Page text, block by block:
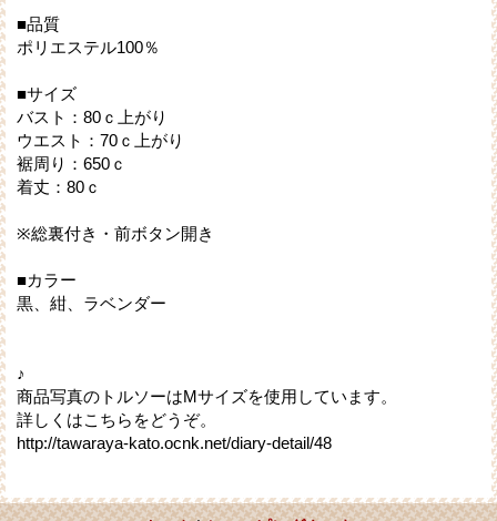
■品質
ポリエステル100％
■サイズ
バスト：80ｃ上がり
ウエスト：70ｃ上がり
裾周り：650ｃ
着丈：80ｃ
※総裏付き・前ボタン開き
■カラー
黒、紺、ラベンダー
♪
商品写真のトルソーはMサイズを使用しています。
詳しくはこちらをどうぞ。
http://tawaraya-kato.ocnk.net/diary-detail/48